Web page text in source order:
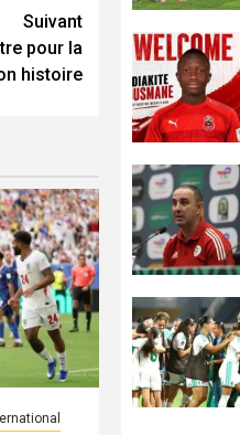
Suivant
pour la
histoire